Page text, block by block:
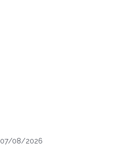
07/08/2026